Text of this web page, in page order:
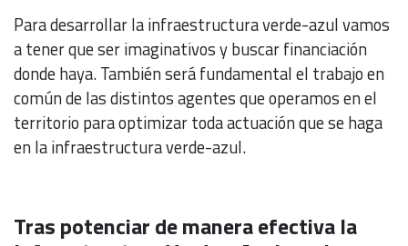
Para desarrollar la infraestructura verde-azul vamos
a tener que ser imaginativos y buscar financiación
donde haya. También será fundamental el trabajo en
común de las distintos agentes que operamos en el
territorio para optimizar toda actuación que se haga
en la infraestructura verde-azul.
Tras potenciar de manera efectiva la